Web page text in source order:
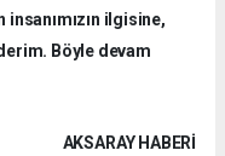
ilgisine,
Böyle devam
AKSARAY HABERİ